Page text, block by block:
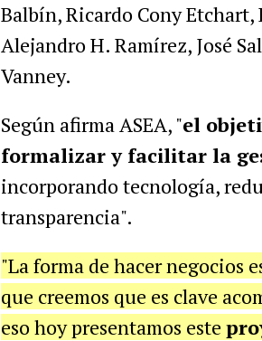
Balbín, Ricardo Cony
Alejandro H. Ramírez, José
Vanney.
Según afirma ASEA, "el
formalizar y facilitar la
incorporando tecnología,
transparencia".
"La forma de hacer negocios
que creemos que es clave
eso hoy presentamos este